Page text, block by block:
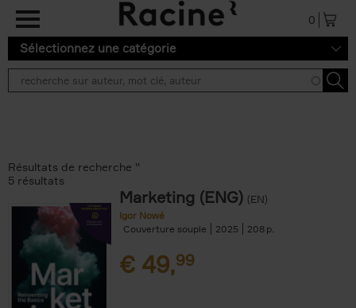
Aller au contenu principal
0
Sélectionnez une catégorie
Résultats de recherche ''
5 résultats
Marketing (ENG) (EN)
Igor Nowé
Couverture souple
2025 208
€ 49,99